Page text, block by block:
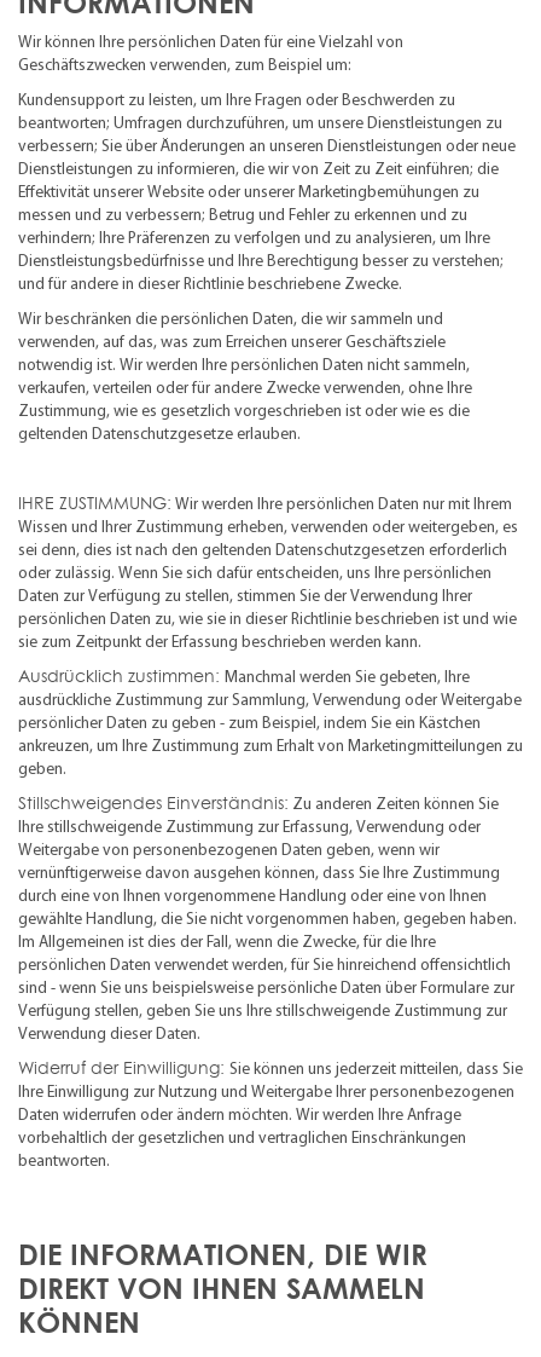
Wir können Ihre persönlichen Daten für eine Vielzahl von
Geschäftszwecken verwenden, zum Beispiel um:
Kundensupport zu leisten, um Ihre Fragen oder Beschwerden zu
beantworten; Umfragen durchzuführen, um unsere Dienstleistungen zu
verbessern; Sie über Änderungen an unseren Dienstleistungen oder neue
Dienstleistungen zu informieren, die wir von Zeit zu Zeit einführen; die
Effektivität unserer Website oder unserer Marketingbemühungen zu
messen und zu verbessern; Betrug und Fehler zu erkennen und zu
verhindern; Ihre Präferenzen zu verfolgen und zu analysieren, um Ihre
Dienstleistungsbedürfnisse und Ihre Berechtigung besser zu verstehen;
und für andere in dieser Richtlinie beschriebene Zwecke.
Wir beschränken die persönlichen Daten, die wir sammeln und
verwenden, auf das, was zum Erreichen unserer Geschäftsziele
notwendig ist. Wir werden Ihre persönlichen Daten nicht sammeln,
verkaufen, verteilen oder für andere Zwecke verwenden, ohne Ihre
Zustimmung, wie es gesetzlich vorgeschrieben ist oder wie es die
geltenden Datenschutzgesetze erlauben.
IHRE ZUSTIMMUNG: Wir werden Ihre persönlichen Daten nur mit Ihrem
Wissen und Ihrer Zustimmung erheben, verwenden oder weitergeben, es
sei denn, dies ist nach den geltenden Datenschutzgesetzen erforderlich
oder zulässig. Wenn Sie sich dafür entscheiden, uns Ihre persönlichen
Daten zur Verfügung zu stellen, stimmen Sie der Verwendung Ihrer
persönlichen Daten zu, wie sie in dieser Richtlinie beschrieben ist und wie
sie zum Zeitpunkt der Erfassung beschrieben werden kann.
Ausdrücklich zustimmen: Manchmal werden Sie gebeten, Ihre
ausdrückliche Zustimmung zur Sammlung, Verwendung oder Weitergabe
persönlicher Daten zu geben - zum Beispiel, indem Sie ein Kästchen
ankreuzen, um Ihre Zustimmung zum Erhalt von Marketingmitteilungen zu
geben.
Stillschweigendes Einverständnis: Zu anderen Zeiten können Sie
Ihre stillschweigende Zustimmung zur Erfassung, Verwendung oder
Weitergabe von personenbezogenen Daten geben, wenn wir
vernünftigerweise davon ausgehen können, dass Sie Ihre Zustimmung
durch eine von Ihnen vorgenommene Handlung oder eine von Ihnen
gewählte Handlung, die Sie nicht vorgenommen haben, gegeben haben.
Im Allgemeinen ist dies der Fall, wenn die Zwecke, für die Ihre
persönlichen Daten verwendet werden, für Sie hinreichend offensichtlich
sind - wenn Sie uns beispielsweise persönliche Daten über Formulare zur
Verfügung stellen, geben Sie uns Ihre stillschweigende Zustimmung zur
Verwendung dieser Daten.
Widerruf der Einwilligung: Sie können uns jederzeit mitteilen, dass Sie
Ihre Einwilligung zur Nutzung und Weitergabe Ihrer personenbezogenen
Daten widerrufen oder ändern möchten. Wir werden Ihre Anfrage
vorbehaltlich der gesetzlichen und vertraglichen Einschränkungen
beantworten.
DIE INFORMATIONEN, DIE WIR
DIREKT VON IHNEN SAMMELN
KÖNNEN